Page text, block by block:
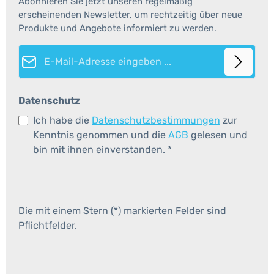
erscheinenden Newsletter, um rechtzeitig über neue
Produkte und Angebote informiert zu werden.
E-Mail-Adresse*
Datenschutz
Ich habe die Datenschutzbestimmungen zur
Kenntnis genommen und die AGB gelesen und
bin mit ihnen einverstanden. *
Die mit einem Stern (*) markierten Felder sind
Pflichtfelder.